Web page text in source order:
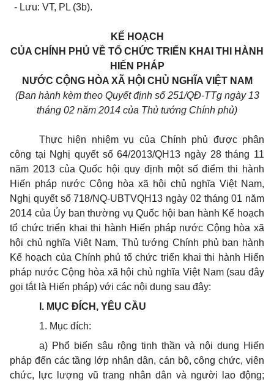
- Lưu: VT, PL (3b).
KẾ HOẠCH
CỦA CHÍNH PHỦ VỀ TỔ CHỨC TRIỂN KHAI THI HÀNH
HIẾN PHÁP
NƯỚC CỘNG HÒA XÃ HỘI CHỦ NGHĨA VIỆT NAM
(Ban hành kèm theo Quyết định số251/QĐ-TTg ngày 13
tháng 02 năm 2014 của Thủ tướng Chính phủ)
Thực hiện nhiệm vụ của Chính phủ được phân
công tại Nghị quyết số64/2013/QH13 ngày 28 tháng 11
năm 2013 của Quốc hội quy định một số điểm thi hành
Hiến pháp nước Cộng hòa xã hội chủ nghĩa Việt Nam,
Nghị quyết số 718/NQ-UBTVQH13 ngày 02 tháng 01 năm
2014 của Ủy ban thường vụ Quốc hội ban hành Kế hoạch
tổ chức triển khai thi hành Hiến pháp nước Cộng hòa xã
hội chủ nghĩa Việt Nam, Thủ tướng Chính phủ ban hành
Kế hoạch của Chính phủ tổ chức triển khai thi hành Hiến
pháp nước Cộng hòa xã hội chủ nghĩa Việt Nam (sau đây
gọi tắt là Hiến pháp) với các nội dung sau đây:
I. MỤC ĐÍCH, YÊU CẦU
1. Mục đích:
a) Phổ biến sâu rộng tinh thần và nội dung Hiến
pháp đến các tầng lớp nhân dân, cán bộ, công chức, viên
chức, lực lượng vũ trang nhân dân và người lao động;